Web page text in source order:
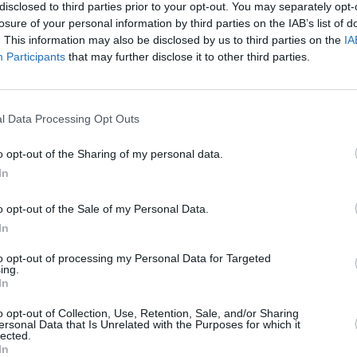
to third parties prior to your opt-out. You may separately
of your personal information by third parties on the IAB’s list of
This information may also be disclosed by us to third parties on the
Participants that may further disclose it to other third parties.
Data Processing Opt Outs
opt-out of the Sharing of my personal data.
opt-out of the Sale of my Personal Data.
opt-out of processing my Personal Data for Targeted
opt-out of Collection, Use, Retention, Sale, and/or Sharing
Data that Is Unrelated with the Purposes for which it
di incontro e condivisione. Ed è anche
la storia del clubbing e continua a
restano al centro della proposta.
un club gestito dallo staff che ha
sia MOLO a Brescia, vuole essere
Un club in cui ritrovarsi ogni
diverse. La programmazione artistica
spazierà dalla house più elegante a
chiara, con allestimenti
speciale.